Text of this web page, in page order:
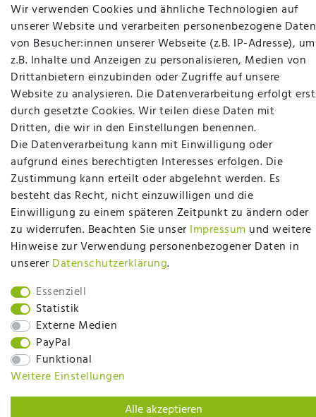
Betten Seifert – Ihr Fachgeschäft für Betten,
Matratzen, Bettwaren & mehr in Ibbenbüren. Sie
möchten richtig gut schlafen, legen Wert auf
qualitativ hochwertige Produkte und eine solide
Fachberatung für Matratzen und andere
Bettwaren? Dann sind Sie bei uns genau richtig.
Ob online oder vor Ort im Fachgeschäft in
Ibbenbüren - wir beraten Sie gerne!
Mehr erfahren
Wir verwenden Cookies und ähnliche Technologien auf
unserer Website und verarbeiten personenbezogene Daten
von Besucher:innen unserer Webseite (z.B. IP-Adresse), um
z.B. Inhalte und Anzeigen zu personalisieren, Medien von
Drittanbietern einzubinden oder Zugriffe auf unsere
Website zu analysieren. Die Datenverarbeitung erfolgt erst
durch gesetzte Cookies. Wir teilen diese Daten mit
Dritten, die wir in den Einstellungen benennen.
Die Datenverarbeitung kann mit Einwilligung oder
aufgrund eines berechtigten Interesses erfolgen. Die
Zustimmung kann erteilt oder abgelehnt werden. Es
besteht das Recht, nicht einzuwilligen und die
Einwilligung zu einem späteren Zeitpunkt zu ändern oder
zu widerrufen. Beachten Sie unser Impressum und weitere
Hinweise zur Verwendung personenbezogener Daten in
unserer Daten­schutz­erklärung.
Essenziell
Statistik
Externe Medien
PayPal
Funktional
Weitere Einstellungen
Alle akzeptieren
plentymarkets Template von